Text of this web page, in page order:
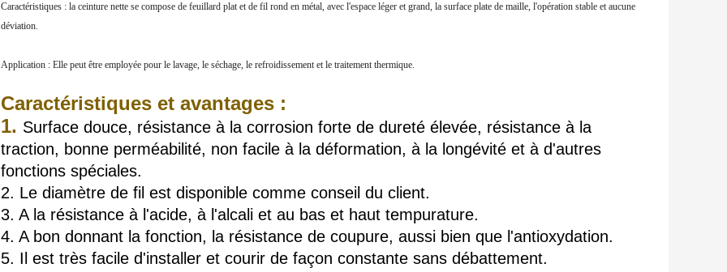
Caractéristiques : la ceinture nette se compose de feuillard plat et de fil rond en métal, avec l'espace léger et grand, la surface plate de maille, l'opération stable et aucune
déviation.
Application : Elle peut être employée pour le lavage, le séchage, le refroidissement et le traitement thermique.
Caractéristiques et avantages :
1. Surface douce, résistance à la corrosion forte de dureté élevée, résistance à la
traction, bonne perméabilité, non facile à la déformation, à la longévité et à d'autres
fonctions spéciales.
2. Le diamètre de fil est disponible comme conseil du client.
3. A la résistance à l'acide, à l'alcali et au bas et haut tempurature.
4. A bon donnant la fonction, la résistance de coupure, aussi bien que l'antioxydation.
5. Il est très facile d'installer et courir de façon constante sans débattement.